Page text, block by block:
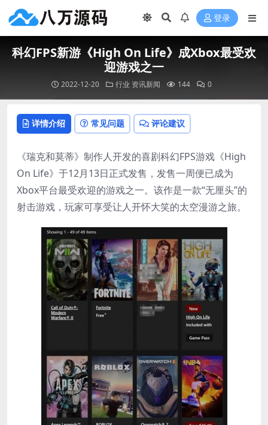
登录
科幻FPS新游《High On Life》成Xbox最受欢
迎游戏之一
2022-12-20 行业 资讯新闻 144 0
详情介绍 常见问题 评论建议
《瑞克和莫蒂》制作人开发的喜剧科幻FPS游戏《High
On Life》于12月13日正式发售，发售一周便已成为
Xbox平台最受欢迎的游戏之一。该作是一款“无厘头”的
射击游戏，玩家可享受让人开怀大笑的太空漫游之旅。